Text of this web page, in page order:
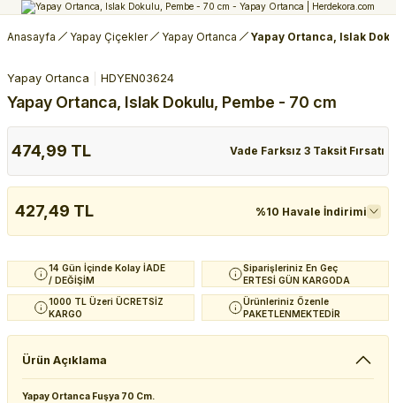
Anasayfa Yapay Çiçekler Yapay Ortanca Yapay Ortanca, Islak
Yapay Ortanca HDYEN03624
Yapay Ortanca, Islak Dokulu, Pembe - 70 cm
474,99 TL Vade Farksız 3 Taksit Fırsatı
427,49 TL %10 Havale İndirimi
14 Gün İçinde Kolay İADE
/ DEĞİŞİM
Siparişleriniz En Geç
ERTESİ GÜN KARGODA
1000 TL Üzeri ÜCRETSİZ
KARGO
Ürünleriniz Özenle
PAKETLENMEKTEDİR
Ürün Açıklama
Yapay Ortanca Fuşya 70 Cm.